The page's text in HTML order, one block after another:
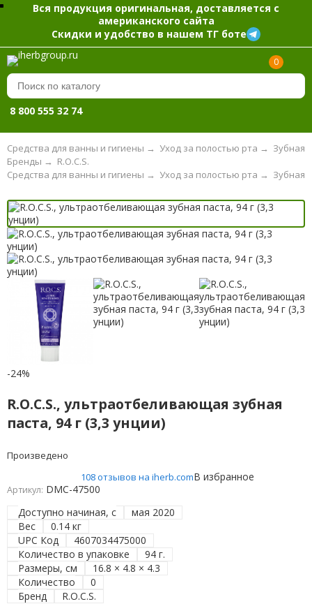
Вся продукция оригинальная, доставляется с
американского сайта
Скидки и удобство в нашем ТГ боте
0
8 800 555 32 74
Средства для ванны и гигиены → Уход за полостью рта → Зубная
R.O.C.S.
Бренды →
Зубная
Уход за полостью рта →
Средства для ванны и гигиены →
-24%
R.O.C.S., ультраотбеливающая зубная
паста, 94 г (3,3 унции)
Произведено
108 отзывов на iherb.comВ избранное
Артикул: DMC-47500
Доступно начиная, с
мая 2020
Вес
0.14 кг
UPC Код
4607034475000
Количество в упаковке
94 г.
Размеры, см
16.8 × 4.8 × 4.3
Количество
0
Бренд
R.O.C.S.